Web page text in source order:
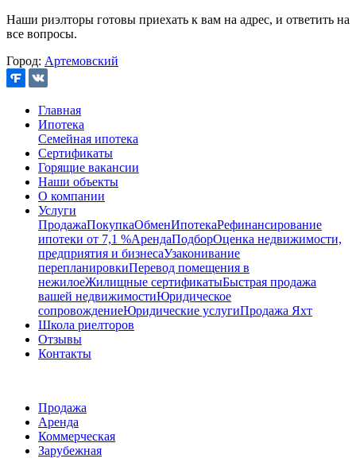
Наши риэлторы готовы приехать к вам на адрес, и ответить на
все вопросы.
Город: Артемовский
Главная
Ипотека
Семейная ипотека
Сертификаты
Горящие вакансии
Наши объекты
О компании
Услуги
ПродажаПокупкаОбменИпотекаРефинансирование
ипотеки от 7,1 %АрендаПодборОценка недвижимости,
предприятия и бизнесаУзаконивание
перепланировкиПеревод помещения в
нежилоеЖилищные сертификатыБыстрая продажа
вашей недвижимостиЮридическое
сопровождениеЮридические услугиПродажа Яхт
Школа риелторов
Отзывы
Контакты
Продажа
Аренда
Коммерческая
Зарубежная